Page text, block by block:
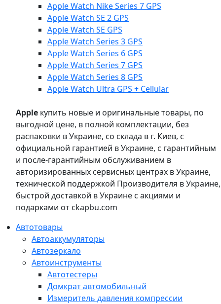
Apple Watch Nike Series 7 GPS
Apple Watch SE 2 GPS
Apple Watch SE GPS
Apple Watch Series 3 GPS
Apple Watch Series 6 GPS
Apple Watch Series 7 GPS
Apple Watch Series 8 GPS
Apple Watch Ultra GPS + Cellular
Apple купить новые и оригинальные товары, по
выгодной цене, в полной комплектации, без
распаковки в Украине, со склада в г. Киев, с
официальной гарантией в Украине, с гарантийным
и после-гарантийным обслуживанием в
авторизированных сервисных центрах в Украине,
технической поддержкой Производителя в Украине,
быстрой доставкой в Украине с акциями и
подарками от ckapbu.com
Автотовары
Автоаккумуляторы
Автозеркало
Автоинструменты
Автотестеры
Домкрат автомобильный
Измеритель давления компрессии